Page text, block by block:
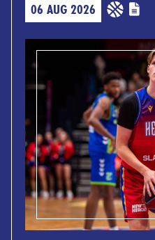
06 AUG 2026